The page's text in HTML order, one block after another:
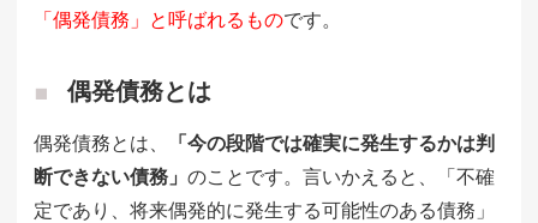
「偶発債務」と呼ばれるものです。
偶発債務とは
偶発債務とは、
「今の段階では確実に発生するかは判
断できない債務」 のことです。言いかえると、「不確
定であり、将来偶発的に発生する可能性のある債務」